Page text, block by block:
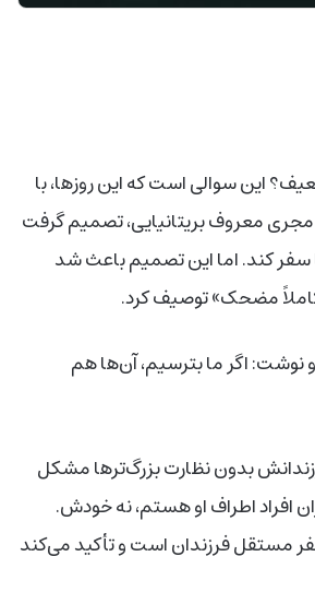
این سوالی است که این روزها، با
آلسوپ، مجری معروف بریتانیایی، تصمیم گرفت
کند. اما این تصمیم باعث شد
مضحک» توصیف کرد.
اگر ما بترسیم، آن‌ها هم
معلم 49 ساله، هنوز با سفر فرزندانش بدون نظارت بزرگ‌ترها مشکل
افراد اطراف او هستم، نه خودش.
زمان برای اولین سفر مستقل فرزندان است و تأکید می‌کند